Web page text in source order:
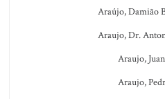
Araújo, Damião
Araujo, Dr.
Araujo,
Araujo,